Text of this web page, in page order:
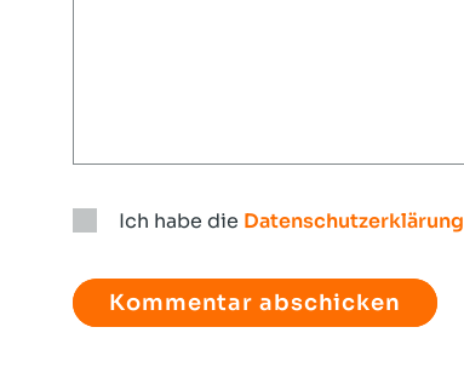
Ich habe die Datenschutzerklärung
habe
die